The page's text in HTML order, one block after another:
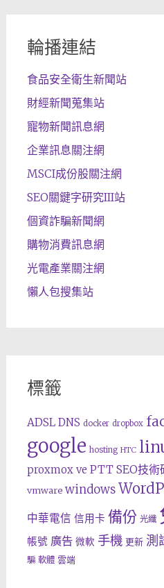
輪播連結
食品安全衛生新聞站
財經新聞蒐集站
寵物新聞訊息網
企業訊息關注網
MSCI成份股關注網
SEO關鍵字研究III站
個資詐騙新聞網
購物消費訊息網
光電產業關注網
懶人包搜集站
標籤
ADSL DNS docker dropbox
google hosting HTC
proxmox ve PTT SEO技術
vmware windows
中華電信 信用卡 備份 光纖
帳號 廣告 微軟 手機 更新 測
騙 軟體 雲端